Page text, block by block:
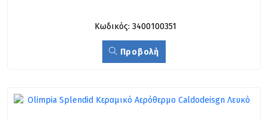
Κωδικός: 3400100351
Προβολή